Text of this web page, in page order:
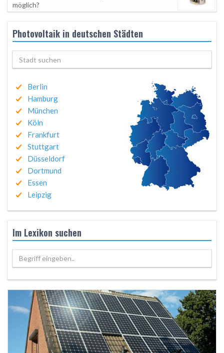
möglich?
Photovoltaik in deutschen Städten
Berlin
Hamburg
München
Köln
Frankfurt
Stuttgart
Düsseldorf
Dortmund
Essen
Leipzig
Im Lexikon suchen
Begriff eingeben..